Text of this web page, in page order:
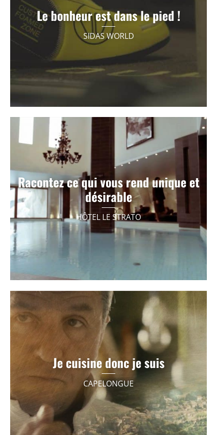
Le bonheur est dans le pied !
SIDAS WORLD
Récit d’entreprise
VOIR +
Racontez ce qui vous rend unique et
désirable
HÔTEL LE STRATO
Film de présentation luxe
VOIR +
Je cuisine donc je suis
CAPELONGUE
Portrait métier et promotion
VOIR +